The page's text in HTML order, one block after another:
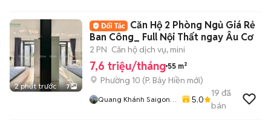
2 phút trước 7
Căn Hộ 2 Phòng Ngủ Giá Rẻ
Ban Công_ Full Nội Thất ngay Âu Cơ
2 PN Căn hộ dịch vụ, mini
7,6 triệu/tháng 55 m²
Phường 10 (P. Bảy Hiền mới)
Quang Khánh Saigon
5.0
19 đã
bán